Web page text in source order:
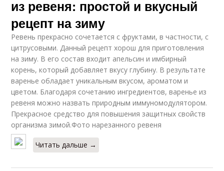
из ревеня: простой и вкусный
рецепт на зиму
Ревень прекрасно сочетается с фруктами, в частности, с
цитрусовыми. Данный рецепт хорош для приготовления
на зиму. В его состав входит апельсин и имбирный
корень, который добавляет вкусу глубину. В результате
варенье обладает уникальным вкусом, ароматом и
цветом. Благодаря сочетанию ингредиентов, варенье из
ревеня можно назвать природным иммуномодулятором.
Прекрасное средство для повышения защитных свойств
организма зимой.Фото нарезанного ревеня
Читать дальше →